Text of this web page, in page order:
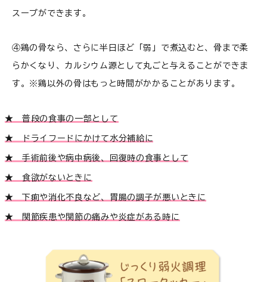
スープができます。
④鶏の骨なら、さらに半日ほど「弱」で煮込むと、骨まで柔
らかくなり、カルシウム源として丸ごと与えることができま
す。※鶏以外の骨はもっと時間がかかることがあります。
★ 普段の食事の一部として
★ ドライフードにかけて水分補給に
★ 手術前後や病中病後、回復時の食事として
★ 食欲がないときに
★ 下痢や消化不良など、胃腸の調子が悪いときに
★ 関節疾患や関節の痛みや炎症がある時に